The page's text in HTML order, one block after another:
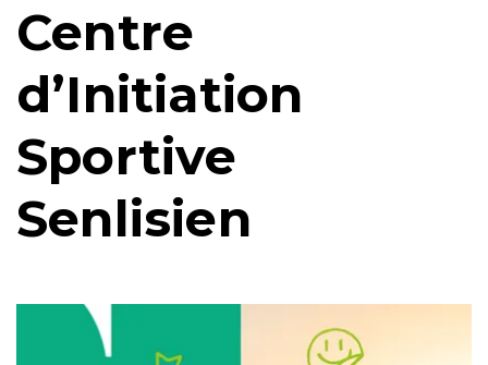
Centre
d’Initiation
Sportive
Senlisien